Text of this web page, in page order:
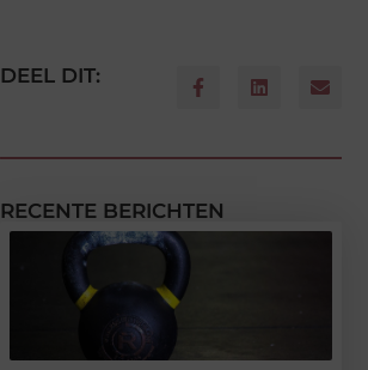
DEEL DIT:
RECENTE BERICHTEN